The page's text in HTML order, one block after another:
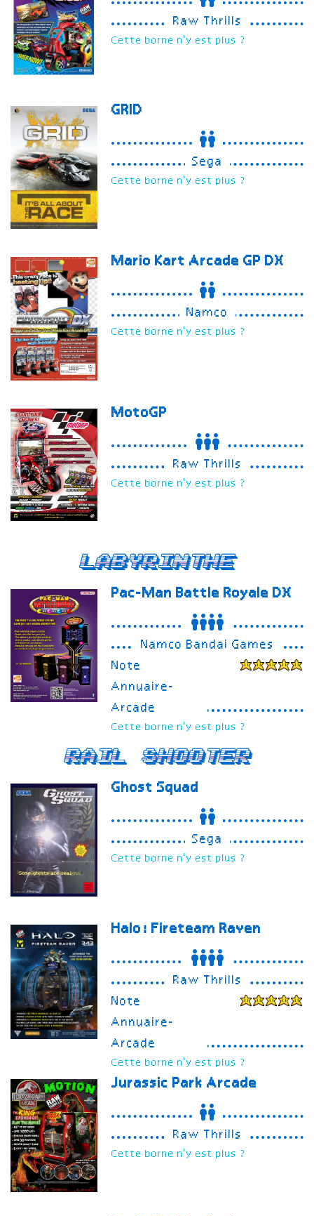
Raw Thrills
Cette borne n'y est plus ?
GRID
Sega
Cette borne n'y est plus ?
Mario Kart Arcade GP DX
Namco
Cette borne n'y est plus ?
MotoGP
Raw Thrills
Cette borne n'y est plus ?
Labyrinthe
Pac-Man Battle RoyaleDX
Namco Bandai Games
Note
Annuaire-
Arcade
Cette borne n'y est plus ?
Rail Shooter
Ghost Squad
Sega
Cette borne n'y est plus ?
Halo: Fireteam Raven
Raw Thrills
Note
Annuaire-
Arcade
Cette borne n'y est plus ?
Jurassic Park Arcade
Raw Thrills
Cette borne n'y est plus ?